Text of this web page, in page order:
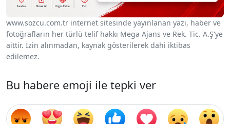
www.sozcu.com.tr internet sitesinde yayınlanan yazı, haber ve
fotoğrafların her türlü telif hakkı Mega Ajans ve Rek. Tic. A.Ş'ye
aittir. İzin alınmadan, kaynak gösterilerek dahi iktibas
edilemez.
Bu habere emoji ile tepki ver